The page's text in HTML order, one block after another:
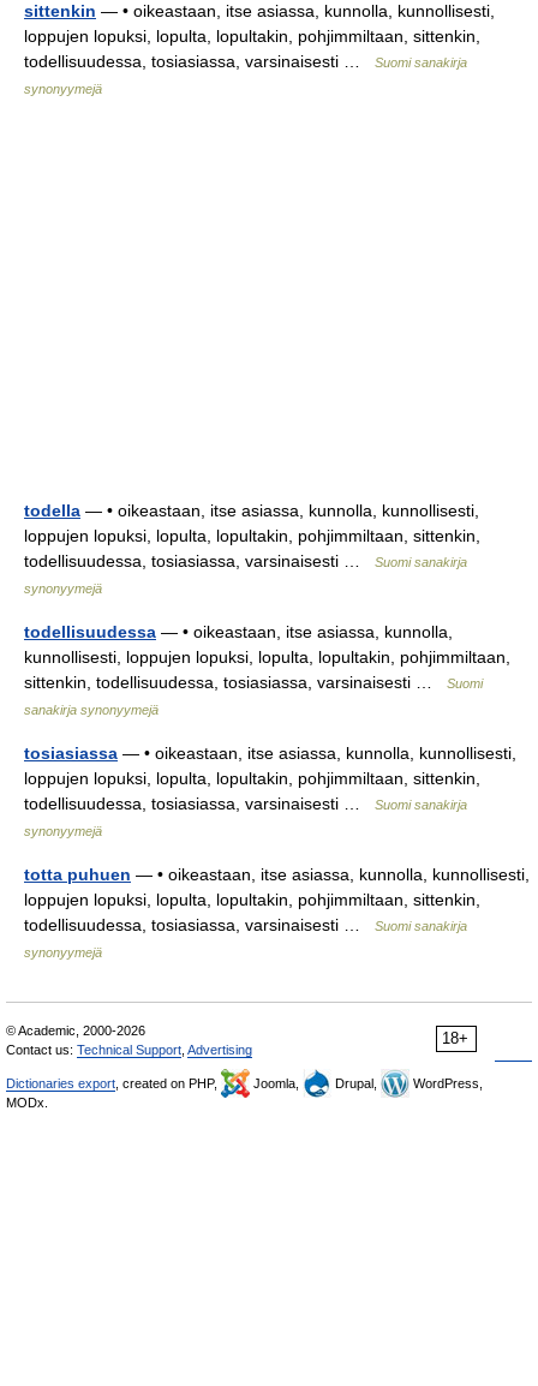
sittenkin — • oikeastaan, itse asiassa, kunnolla, kunnollisesti,
loppujen lopuksi, lopulta, lopultakin, pohjimmiltaan, sittenkin,
todellisuudessa, tosiasiassa, varsinaisesti …
Suomi sanakirja
synonyymejä
todella — • oikeastaan, itse asiassa, kunnolla, kunnollisesti,
loppujen lopuksi, lopulta, lopultakin, pohjimmiltaan, sittenkin,
todellisuudessa, tosiasiassa, varsinaisesti …
Suomi sanakirja
synonyymejä
todellisuudessa — • oikeastaan, itse asiassa, kunnolla,
kunnollisesti, loppujen lopuksi, lopulta, lopultakin, pohjimmiltaan,
sittenkin, todellisuudessa, tosiasiassa, varsinaisesti …
Suomi
sanakirja synonyymejä
tosiasiassa — • oikeastaan, itse asiassa, kunnolla, kunnollisesti,
loppujen lopuksi, lopulta, lopultakin, pohjimmiltaan, sittenkin,
todellisuudessa, tosiasiassa, varsinaisesti …
Suomi sanakirja
synonyymejä
totta puhuen — • oikeastaan, itse asiassa, kunnolla, kunnollisesti,
loppujen lopuksi, lopulta, lopultakin, pohjimmiltaan, sittenkin,
todellisuudessa, tosiasiassa, varsinaisesti …
Suomi sanakirja
synonyymejä
18+
© Academic, 2000-2026
Contact us: Technical Support Advertising
Dictionaries export , created on PHP, Joomla, Drupal,
WordPress,
MODx.